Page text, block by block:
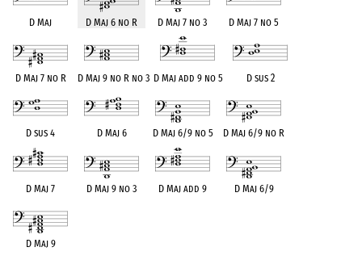
D Maj D Maj 6 no R D Maj 7 no 3 D Maj 7 no 5
D Maj 7 no R D Maj 9 no R no 3 D Maj add 9 no 5 D sus 2
D sus 4 D Maj 6 D Maj 6/9 no 5 D Maj 6/9 no R
D Maj 7 D Maj 9 no 3 D Maj add 9 D Maj 6/9
D Maj 9